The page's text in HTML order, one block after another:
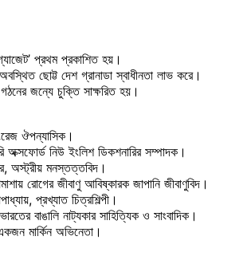
প্রথম প্রকাশিত হয়।
ছোট্ট দেশ গ্রানাডা স্বাধীনতা লাভ করে।
জন্যে চুক্তি সাক্ষরিত হয়।
ঔপন্যাসিক।
অক্সফোর্ড নিউ ইংলিশ ডিকশনারির সম্পাদক।
অস্ট্রীয় মনস্তত্তবিদ।
রোগের জীবাণু আবিষ্কারক জাপানি জীবাণুবিদ।
প্রখ্যাত চিত্রশিল্পী।
বাঙালি নাট্যকার সাহিত্যিক ও সাংবাদিক।
মার্কিন অভিনেতা।